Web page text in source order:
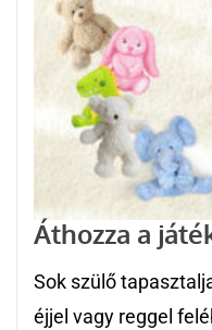
Áthozza a
Sok szülő
éjjel vagy reggel